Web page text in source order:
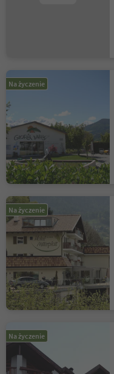
Na życzenie
Na życzenie
Na życzenie